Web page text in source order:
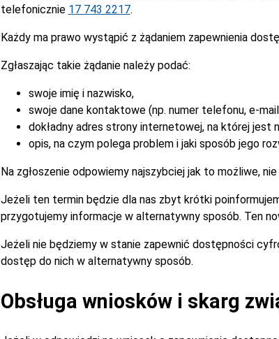
telefonicznie 17 743 2217.
Każdy ma prawo wystąpić z żądaniem zapewnienia
Zgłaszając takie żądanie należy podać:
swoje imię i nazwisko,
swoje dane kontaktowe (np. numer telefonu, e-
dokładny adres strony internetowej, na której
opis, na czym polega problem i jaki sposób jego
Na zgłoszenie odpowiemy najszybciej jak to możliwe,
Jeżeli ten termin będzie dla nas zbyt krótki
przygotujemy informacje w alternatywny sposób. Ten
Jeżeli nie będziemy w stanie zapewnić dostępności
dostęp do nich w alternatywny sposób.
Obsługa wniosków i skarg